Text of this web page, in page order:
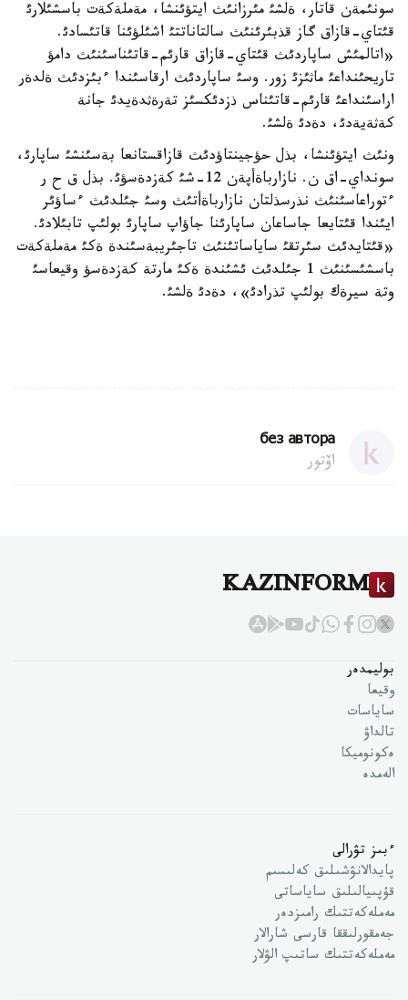
سونئمةن قاتار، ةلشئ مئرزانئث ايتؤئنشا، مةملةكةت باسشئلارئ
قئتاي-قازاق گاز قذبئرئنئث سالتاناتتئ اشئلؤئنا قاتئسادئ.
«اتالمئش ساپاردئث قئتاي-قازاق قارئم-قاتئناسئنئث دامؤ
تاريحئنداعئ ماثئزئ زور. وسئ ساپاردئث ارقاسئندا ءبئزدئث ةلدةر
اراسئنداعئ قارئم-قاتئناس ذزدئكسئز تةرةثدةيدئ جانة
كةثةيةدئ، دةدئ ةلشئ.
ونئث ايتؤئنشا، بذل حؤجينتاؤدئث قازاقستانعا بةسئنشئ ساپارئ،
سونداي-اق ن. نازارباةأپةن 12-شئ كةزدةسؤئ. بذل ق ح ر
ءتوراعاسئنئث نذرسذلتان نازارباةأتئث وسئ جئلدئث ءساؤئر
ايئندا قئتايعا جاساعان ساپارئنا جاؤاپ ساپارئ بولئپ تابئلادئ.
«قئتايدئث سئرتقئ ساياساتئنئث تاجئريبةسئندة ةكئ مةملةكةت
باسشئسئنئث 1 جئلدئث ئشئندة ةكئ مارتة كةزدةسؤ وقيعاسئ
وتة سيرةك بولئپ تذرادئ»، دةدئ ةلشئ.
без автора
اۆتور
KAZINFORM
بوليمدەر
وقيعا
ساياسات
تالداۋ
ەكونوميكا
الەمدە
ءبىز تۋرالى
پايدالانۋشىلىق كەلىسىم
قۇپىيالىلىق ساياساتى
مەملەكەتتىك رامىزدەر
جەمقورلىققا قارسى شارالار
مەملەكەتتىك ساتىپ الۋلار